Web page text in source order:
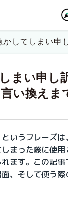
かしてしまい
まい申
い換えま
いうフレーズは
まった際に使
ます。この記事
、そして使う